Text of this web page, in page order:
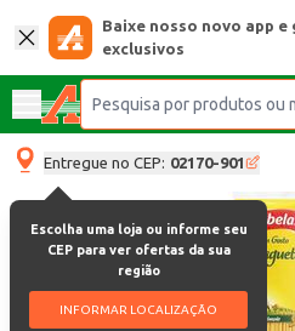
Baixe nosso novo app e
exclusivos
Entregue no CEP: 02170-901
Escolha uma loja ou informe seu
CEP para ver ofertas da sua
região
INFORMAR LOCALIZAÇÃO